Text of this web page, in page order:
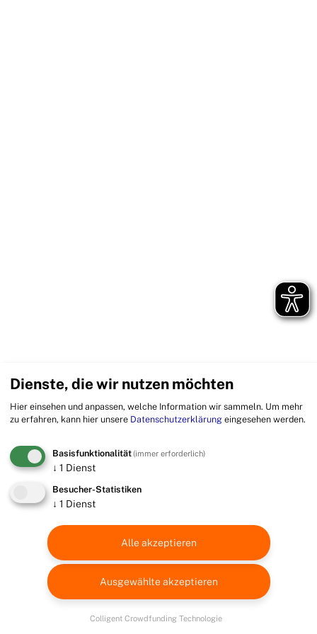
Dienste, die wir nutzen möchten
Hier einsehen und anpassen, welche Information wir sammeln. Um mehr
zu erfahren, kann hier unsere Datenschutzerklärung eingesehen werden.
Basisfunktionalität(immer erforderlich)
↓ 1 Dienst
Besucher-Statistiken
↓ 1 Dienst
Ausgewählte akzeptieren
Alle akzeptieren
Colligent Crowdfunding Technologie